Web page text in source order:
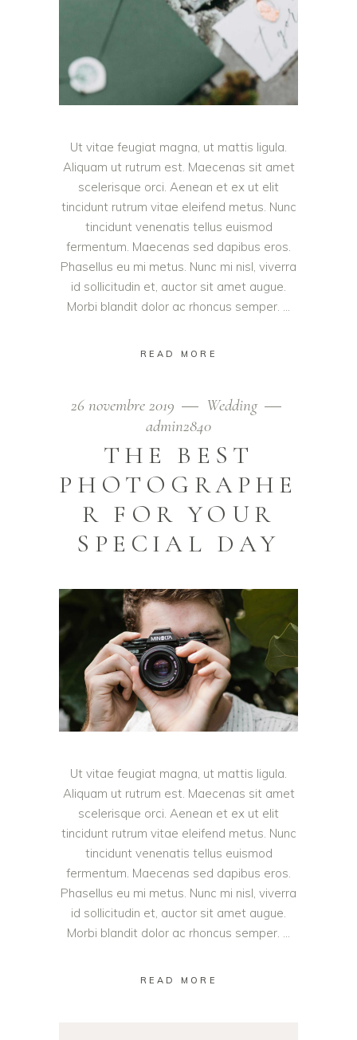
Ut vitae feugiat magna, ut mattis ligula.
Aliquam ut rutrum est. Maecenas sit amet
scelerisque orci. Aenean et ex ut elit
tincidunt rutrum vitae eleifend metus. Nunc
tincidunt venenatis tellus euismod
fermentum. Maecenas sed dapibus eros.
Phasellus eu mi metus. Nunc mi nisl, viverra
id sollicitudin et, auctor sit amet augue.
Morbi blandit dolor ac rhoncus semper.
READ MORE
26 novembre 2019
Wedding
admin2840
THE BEST
PHOTOGRAPHE
R FOR YOUR
SPECIAL DAY
Ut vitae feugiat magna, ut mattis ligula.
Aliquam ut rutrum est. Maecenas sit amet
scelerisque orci. Aenean et ex ut elit
tincidunt rutrum vitae eleifend metus. Nunc
tincidunt venenatis tellus euismod
fermentum. Maecenas sed dapibus eros.
Phasellus eu mi metus. Nunc mi nisl, viverra
id sollicitudin et, auctor sit amet augue.
Morbi blandit dolor ac rhoncus semper.
READ MORE